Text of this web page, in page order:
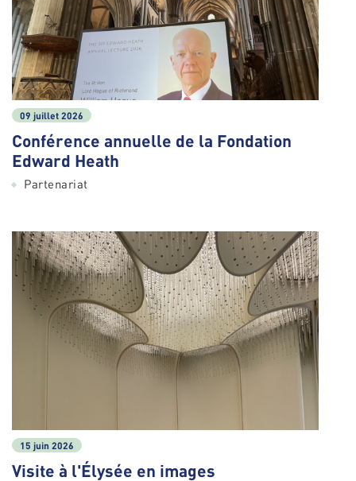
09 juillet 2026
Conférence annuelle de la Fondation
Edward Heath
Partenariat
15 juin 2026
Visite à l'Élysée en images